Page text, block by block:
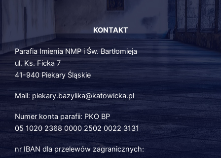
KONTAKT
Parafia Imienia NMP i Św. Bartłomieja
ul. Ks. Ficka 7
41-940 Piekary Śląskie
Mail: piekary.bazylika@katowicka.pl
Numer konta parafii: PKO BP
05 1020 2368 0000 2502 0022 3131
nr IBAN dla przelewów zagranicznych: